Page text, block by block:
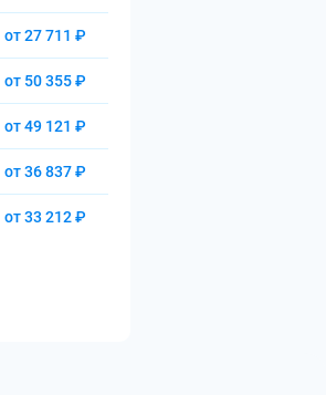
от 27 711 ₽
от 50 355 ₽
от 49 121 ₽
от 36 837 ₽
от 33 212 ₽